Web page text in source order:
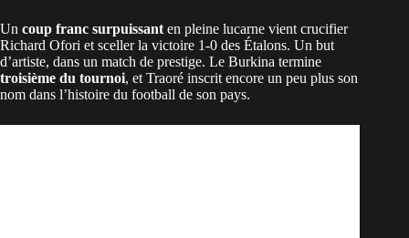
Un coup franc surpuissant en pleine lucarne vient crucifier
Richard Ofori et sceller la victoire 1-0 des Étalons. Un but
d’artiste, dans un match de prestige. Le Burkina termine
troisième du tournoi, et Traoré inscrit encore un peu plus son
nom dans l’histoire du football de son pays.